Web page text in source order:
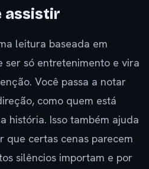
assistir
leitura baseada em
ser só entretenimento e vira
Você passa a notar
como quem está
história. Isso também ajuda
que certas cenas parecem
silêncios importam e por